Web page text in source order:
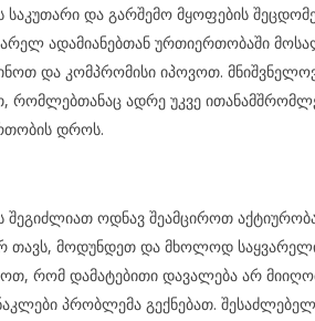
საკუთარი და გარშემო მყოფების
ადამიანებთან ურთიერთობაში
და კომპრომისი იპოვოთ.
რომლებთანაც ადრე უკვე
დროს.
შეგიძლიათ ოდნავ შეამციროთ
თავს, მოდუნდეთ და მხოლოდ
რომ დამატებითი დავალება არ
პრობლემა გექნებათ.